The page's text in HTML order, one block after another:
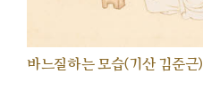
바느질하는 모습(기산 김준근)